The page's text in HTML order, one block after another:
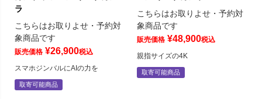
ラ
こちらはお取りよせ・予約対
象商品です
販売価格 ¥26,900税込
スマホジンバルにAIの力を
取寄可能商品
こちらはお取りよせ・予約対
象商品です
販売価格 ¥48,900税込
親指サイズの4K
取寄可能商品